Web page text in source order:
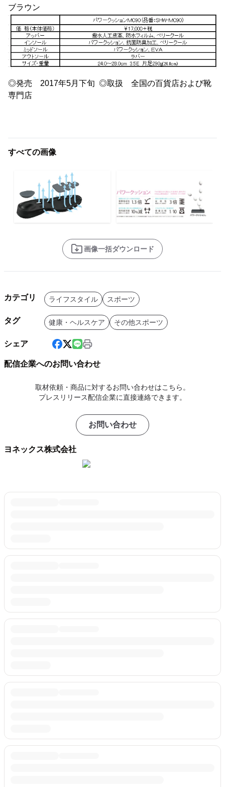
ブラウン
◎発売 2017年5月下旬 ◎取扱 全国の百貨店および靴
専門店
すべての画像
画像一括ダウンロード
カテゴリ ライフスタイル スポーツ
タグ 健康・ヘルスケア その他スポーツ
シェア
配信企業へのお問い合わせ
取材依頼・商品に対するお問い合わせはこちら。
プレスリリース配信企業に直接連絡できます。
お問い合わせ
ヨネックス株式会社